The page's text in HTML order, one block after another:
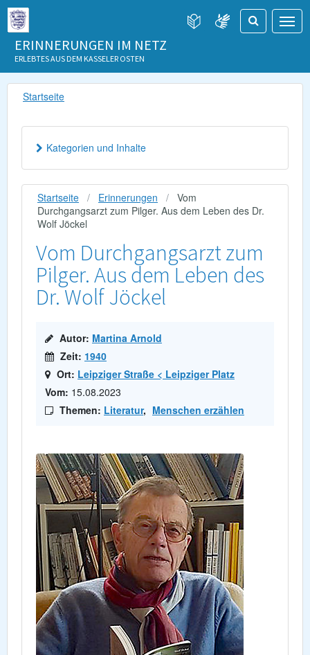
ERINNERUNGEN IM NETZ
ERLEBTES AUS DEM KASSELER OSTEN
Startseite
Startseite Erinnerungen
Vom
Durchgangsarzt zum Pilger. Aus dem Leben des Dr.
Wolf Jöckel
Vom Durchgangsarzt zum
Pilger. Aus dem Leben des
Dr. Wolf Jöckel
Autor: Martina Arnold
Zeit: 1940
Ort: Leipziger Straße < Leipziger Platz
Vom: 15.08.2023
Themen: Literatur, Menschen erzählen
Kategorien und Inhalte